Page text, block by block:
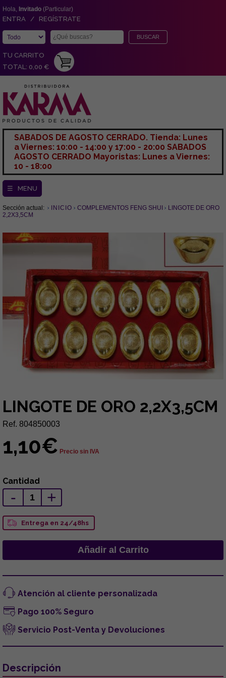
Hola, Invitado (Particular)
ENTRA / REGÍSTRATE
TU CARRITO
TOTAL: 0,00 €
SABADOS DE AGOSTO CERRADO. Tienda: Lunes
a Viernes: 10:00 - 14:00 y 17:00 - 20:00 SABADOS
AGOSTO CERRADO Mayoristas: Lunes a Viernes:
10 - 18:00
☰ MENU
Sección actual: INICIO COMPLEMENTOS FENG SHUI
LINGOTE DE ORO
2,2X3,5CM
LINGOTE DE ORO 2,2X3,5CM
Ref. 804850003
1,10€ Precio sin IVA
Cantidad
- +
Entrega en 24/48hs
Atención al cliente personalizada
Pago 100% Seguro
Servicio Post-Venta y Devoluciones
Descripción